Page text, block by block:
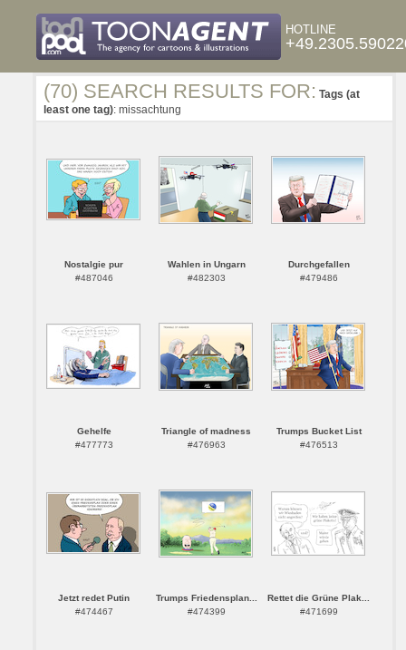
HOTLINE
(70) SEARCH RESULTS FOR: Tags (at
least one tag): missachtung
Nostalgie pur
#487046
Wahlen in Ungarn
#482303
Durchgefallen
#479486
Gehelfe
#477773
Triangle of madness
#476963
Trumps Bucket List
#476513
Jetzt redet Putin
#474467
Trumps Friedensplan...
#474399
Rettet die Grüne Plak...
#471699